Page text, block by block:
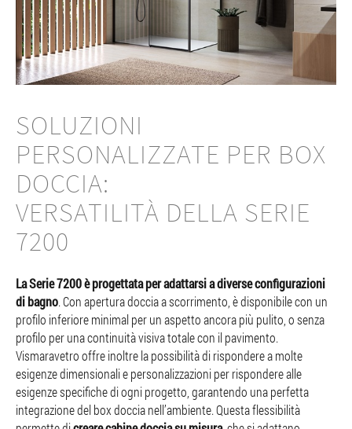
SOLUZIONI
PERSONALIZZATE PER BOX
DOCCIA:
VERSATILITÀ DELLA SERIE
7200
La Serie 7200 è progettata per adattarsi a diverse configurazioni
di bagno. Con apertura doccia a scorrimento, è disponibile con un
profilo inferiore minimal per un aspetto ancora più pulito, o senza
profilo per una continuità visiva totale con il pavimento.
Vismaravetro offre inoltre la possibilità di rispondere a molte
esigenze dimensionali e personalizzazioni per rispondere alle
esigenze specifiche di ogni progetto, garantendo una perfetta
integrazione del box doccia nell’ambiente. Questa flessibilità